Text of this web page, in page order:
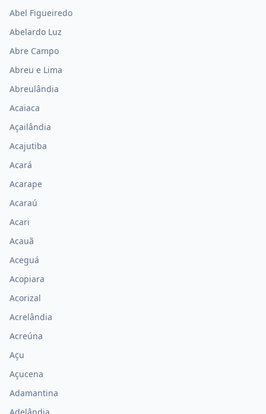
Abel Figueiredo
Abelardo Luz
Abre Campo
Abreu e Lima
Abreulândia
Acaiaca
Açailândia
Acajutiba
Acará
Acarape
Acaraú
Acari
Acauã
Aceguá
Acopiara
Acorizal
Acrelândia
Acreúna
Açu
Açucena
Adamantina